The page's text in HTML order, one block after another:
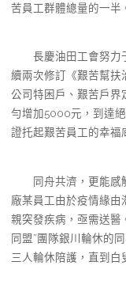
苦員工群體總量的一半
長慶油田工會努力于
續兩次修訂《艱苦幫扶
公司特困戶、艱苦戶界
勻增加5000元，到達
證托起艱苦員工的幸福
同舟共濟，更能感觸
廠某員工由於疫情緣
親突發疾病，亟需送醫
同盟”團隊銀川輪休的
三人輪休陪護，直到白